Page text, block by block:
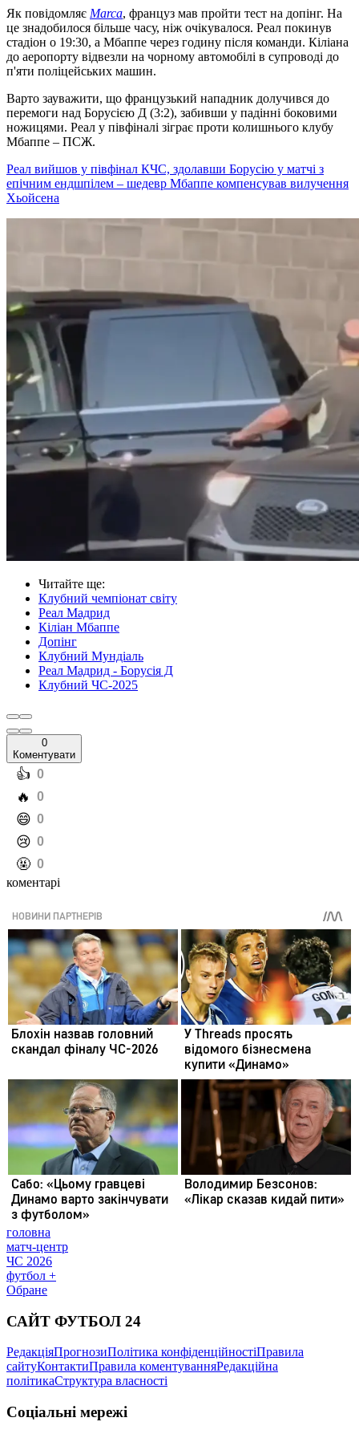
Як повідомляє Marca, француз мав пройти тест на допінг. На
це знадобилося більше часу, ніж очікувалося. Реал покинув
стадіон о 19:30, а Мбаппе через годину після команди. Кіліана
до аеропорту відвезли на чорному автомобілі в супроводі до
п'яти поліцейських машин.
Варто зауважити, що французький нападник долучився до
перемоги над Борусією Д (3:2), забивши у падінні боковими
ножицями. Реал у півфіналі зіграє проти колишнього клубу
Мбаппе – ПСЖ.
Реал вийшов у півфінал КЧС, здолавши Борусію у матчі з
епічним ендшпілем – шедевр Мбаппе компенсував вилучення
Хьойсена
Читайте ще:
Клубний чемпіонат світу
Реал Мадрид
Кіліан Мбаппе
Допінг
Клубний Мундіаль
Реал Мадрид - Борусія Д
Клубний ЧС-2025
0
Коментувати
️👍 0
️🔥 0
️😄 0
️😢 0
️🤬 0
коментарі
головна
матч-центр
ЧС 2026
футбол +
Обране
САЙТ ФУТБОЛ 24
РедакціяПрогнозиПолітика конфіденційностіПравила
сайтуКонтактиПравила коментуванняРедакційна
політикаСтруктура власності
Соціальні мережі